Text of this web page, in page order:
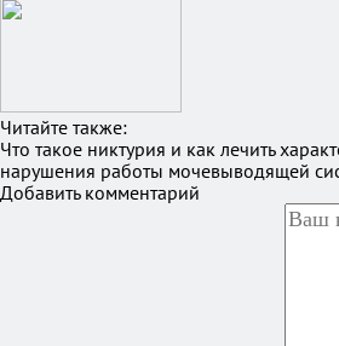
Читайте также:
Что такое никтурия и как лечить
нарушения работы мочевыводящей
Добавить комментарий